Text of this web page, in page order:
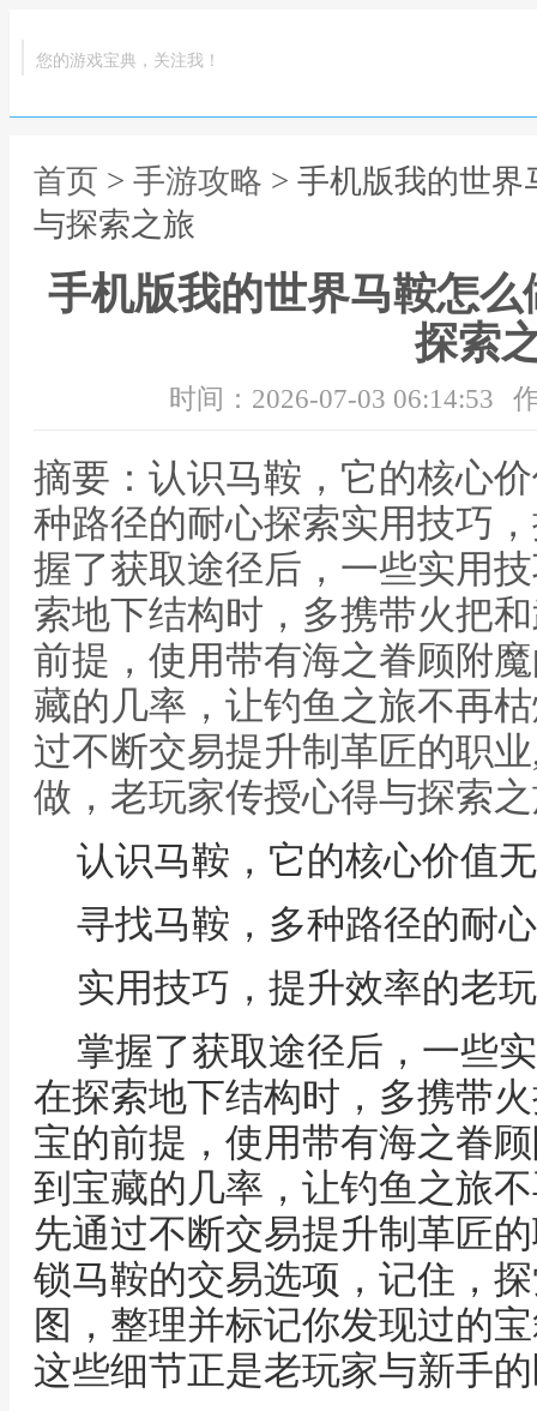
您的游戏宝典，关注我！
首页 > 手游攻略 > 手机版我的世
与探索之旅
手机版我的世界马鞍怎
探索
时间：2026-07-03 06:14:53
摘要：认识马鞍，它的核心
种路径的耐心探索实用技巧
握了获取途径后，一些实用
索地下结构时，多携带火把
前提，使用带有海之眷顾附
藏的几率，让钓鱼之旅不再
过不断交易提升制革匠的职
做，老玩家传授心得与探索
认识马鞍，它的核心价值
寻找马鞍，多种路径的耐
实用技巧，提升效率的老
掌握了获取途径后，一些
在探索地下结构时，多携带
宝的前提，使用带有海之眷
到宝藏的几率，让钓鱼之旅
先通过不断交易提升制革匠
锁马鞍的交易选项，记住，
图，整理并标记你发现过的
这些细节正是老玩家与新手